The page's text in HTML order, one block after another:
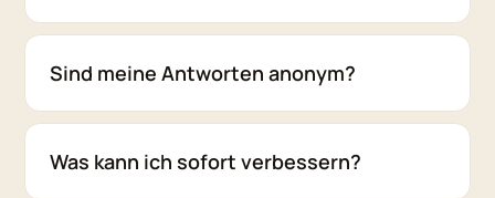
Sind meine Antworten anonym?
Was kann ich sofort verbessern?